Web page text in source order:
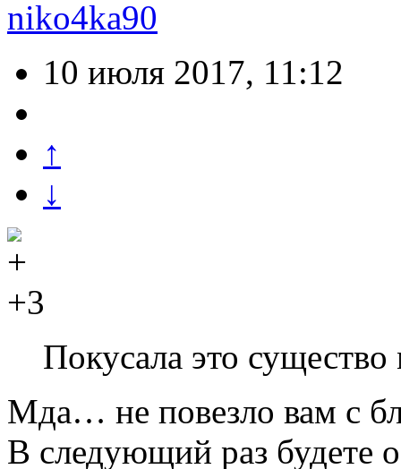
niko4ka90
10 июля 2017, 11:12
↑
↓
+3
Покусала это
Мда… не повезло вам с
В следующий раз будете